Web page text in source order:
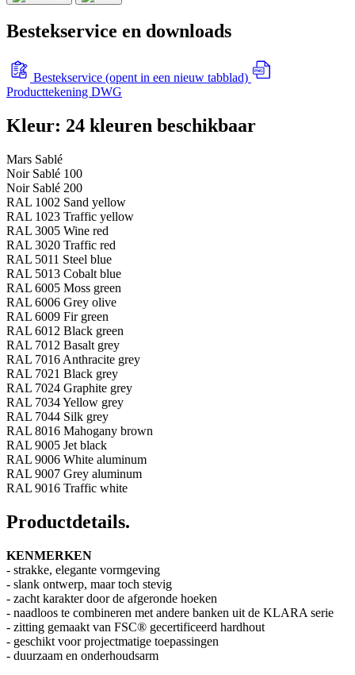
Bestekservice en downloads
Bestekservice (opent in een nieuw tabblad)
Producttekening DWG
Kleur: 24 kleuren beschikbaar
Mars Sablé
Noir Sablé 100
Noir Sablé 200
RAL 1002 Sand yellow
RAL 1023 Traffic yellow
RAL 3005 Wine red
RAL 3020 Traffic red
RAL 5011 Steel blue
RAL 5013 Cobalt blue
RAL 6005 Moss green
RAL 6006 Grey olive
RAL 6009 Fir green
RAL 6012 Black green
RAL 7012 Basalt grey
RAL 7016 Anthracite grey
RAL 7021 Black grey
RAL 7024 Graphite grey
RAL 7034 Yellow grey
RAL 7044 Silk grey
RAL 8016 Mahogany brown
RAL 9005 Jet black
RAL 9006 White aluminum
RAL 9007 Grey aluminum
RAL 9016 Traffic white
Productdetails.
KENMERKEN
- strakke, elegante vormgeving
- slank ontwerp, maar toch stevig
- zacht karakter door de afgeronde hoeken
- naadloos te combineren met andere banken uit de KLARA serie
- zitting gemaakt van FSC® gecertificeerd hardhout
- geschikt voor projectmatige toepassingen
- duurzaam en onderhoudsarm